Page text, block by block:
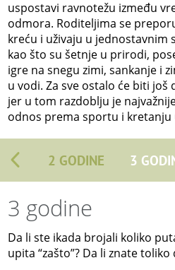
uspostavi ravnotežu između
odmora. Roditeljima se
kreću i uživaju u
kao što su šetnje u prirodi,
igre na snegu zimi, sankanje i
u vodi. Za sve ostalo će biti
jer u tom razdoblju je
odnos prema sportu i kretanju
2 GODINE 3
3 godine
Da li ste ikada brojali koliko
upita “zašto”? Da li znate